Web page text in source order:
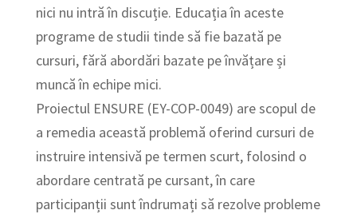
nici nu intră în discuție. Educația în aceste
programe de studii tinde să fie bazată pe
cursuri, fără abordări bazate pe învățare și
muncă în echipe mici.
Proiectul ENSURE (EY-COP-0049) are scopul de
a remedia această problemă oferind cursuri de
instruire intensivă pe termen scurt, folosind o
abordare centrată pe cursant, în care
participanții sunt îndrumați să rezolve probleme